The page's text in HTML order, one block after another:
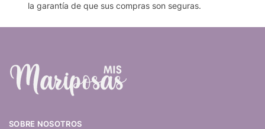
la garantía de que sus compras son seguras.
SOBRE NOSOTROS